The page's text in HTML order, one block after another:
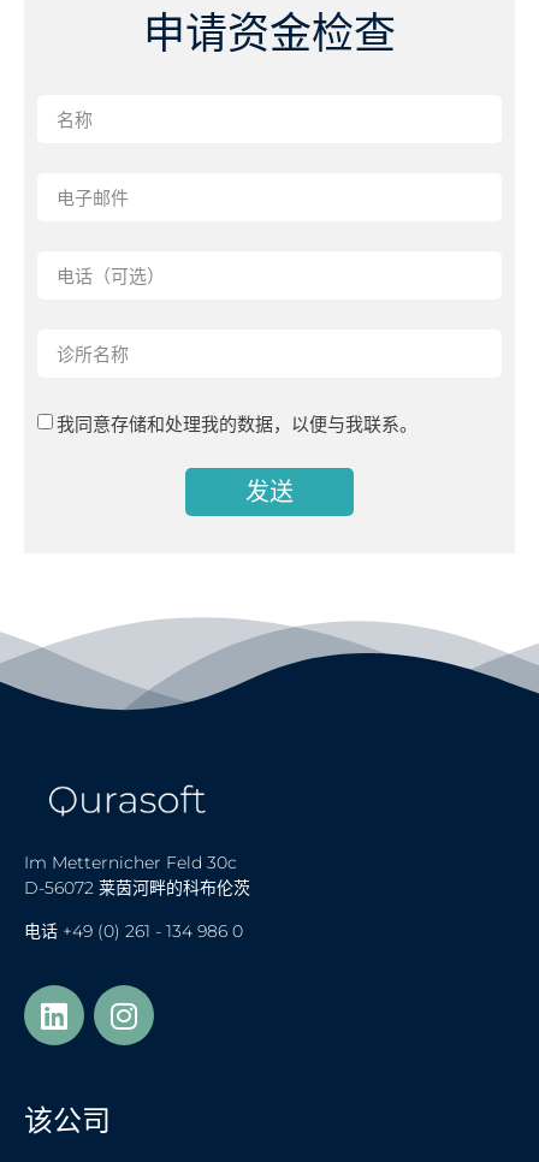
申请资金检查
我同意存储和处理我的数据，以便与我联系。
发送
Im Metternicher Feld 30c
D-56072 莱茵河畔的科布伦茨
电话 +49 (0) 261 - 134 986 0
该公司